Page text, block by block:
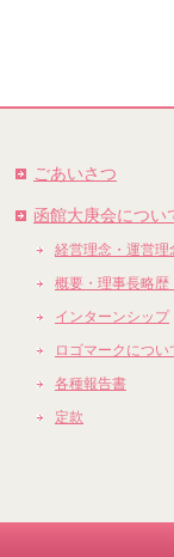
ごあいさつ
函館大庚会につい
経営理念・運営理
概要・理事長略歴
インターンシップ
ロゴマークについ
各種報告書
定款